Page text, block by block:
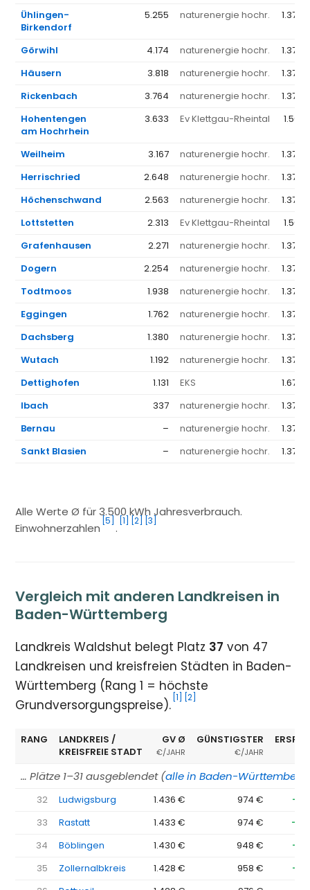
Ühlingen-
Birkendorf
5.255 naturenergie hochr. 1.376
Görwihl 4.174 naturenergie hochr.
1.376
Häusern
3.818 naturenergie hochr.
1.376
Rickenbach
3.764 naturenergie hochr.
1.376
Hohentengen
am Hochrhein
3.633 Ev Klettgau-Rheintal 1.561
Weilheim 3.167 naturenergie hochr.
1.376
Herrischried
2.648 naturenergie hochr.
1.376
Höchenschwand
2.563 naturenergie hochr.
1.376
Lottstetten
2.313 Ev Klettgau-Rheintal
1.561
Grafenhausen
2.271 naturenergie hochr.
1.376
Dogern
2.254 naturenergie hochr.
1.376
Todtmoos
1.938 naturenergie hochr.
1.376
Eggingen
1.762 naturenergie hochr.
1.376
Dachsberg
1.380 naturenergie hochr.
1.376
Wutach
1.192 naturenergie hochr.
1.376
Dettighofen
1.131 EKS
1.678
Ibach
337 naturenergie hochr.
1.376
Bernau
– naturenergie hochr.
1.376
Sankt Blasien
– naturenergie hochr. 1.376
Alle Werte Ø für 3.500 kWh Jahresverbrauch.
Einwohnerzahlen
[5]
.
[1] [2] [3]
Vergleich mit anderen Landkreisen in
Baden-Württemberg
Landkreis Waldshut belegt Platz 37 von 47
Landkreisen und kreisfreien Städten in Baden-
Württemberg (Rang 1 = höchste
Grundversorgungspreise). [1] [2]
RANG
LANDKREIS /
KREISFREIE STADT
GV Ø
€/JAHR
GÜNSTIGSTER
€/JAHR
… Plätze 1–31 ausgeblendet (alle in Baden-
32 Ludwigsburg 1.436 € 974 €
33
Rastatt 1.433 € 974 €
34
Böblingen 1.430 € 948 €
35
Zollernalbkreis 1.428 € 958 €